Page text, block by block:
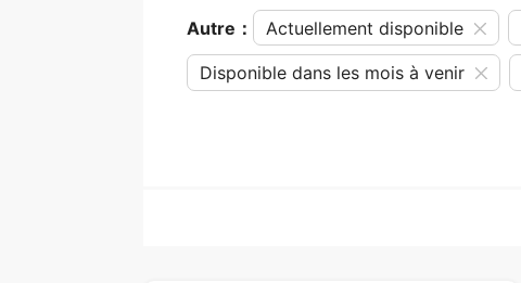
Autre： Actuellement disponible
Disponible dans les mois à venir